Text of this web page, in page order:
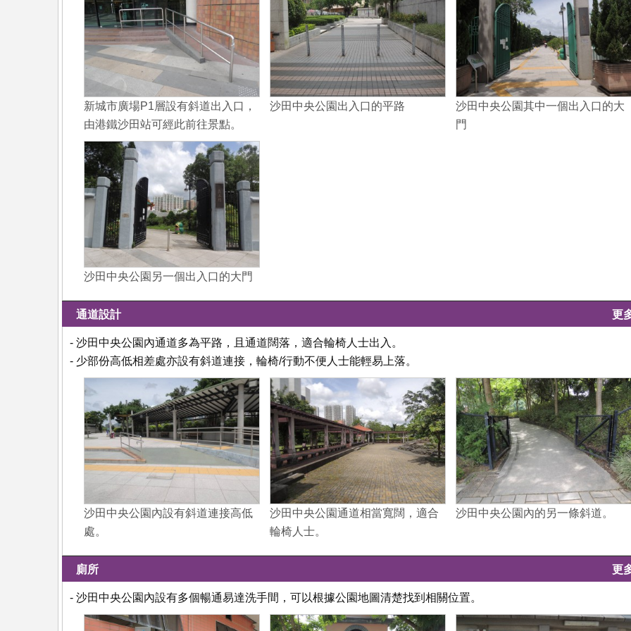
新城市廣場P1層設有斜道出入口，
由港鐵沙田站可經此前往景點。
沙田中央公園出入口的平路
沙田中央公園其中一個出入口的大
門
沙田中央公園另一個出入口的大門
通道設計 更
- 沙田中央公園內通道多為平路，且通道闊落，適合輪椅人士出入。
- 少部份高低相差處亦設有斜道連接，輪椅/行動不便人士能輕易上落。
沙田中央公園內設有斜道連接高低
處。
沙田中央公園通道相當寬闊，適合
輪椅人士。
沙田中央公園內的另一條斜道。
廁所 更
- 沙田中央公園內設有多個暢通易達洗手間，可以根據公園地圖清楚找到相關位置。